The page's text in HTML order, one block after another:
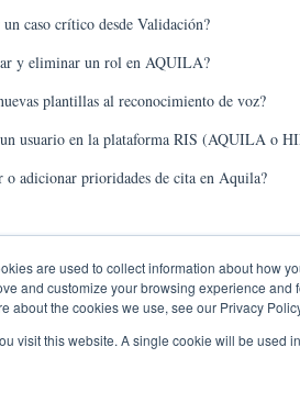
are used to collect information about how
and customize your browsing experience
about the cookies we use, see our Privacy
visit this website. A single cookie will be used
caso crítico desde Validación?
y eliminar un rol en AQUILA?
plantillas al reconocimiento de voz?
usuario en la plataforma RIS (AQUILA o
o adicionar prioridades de cita en Aquila?